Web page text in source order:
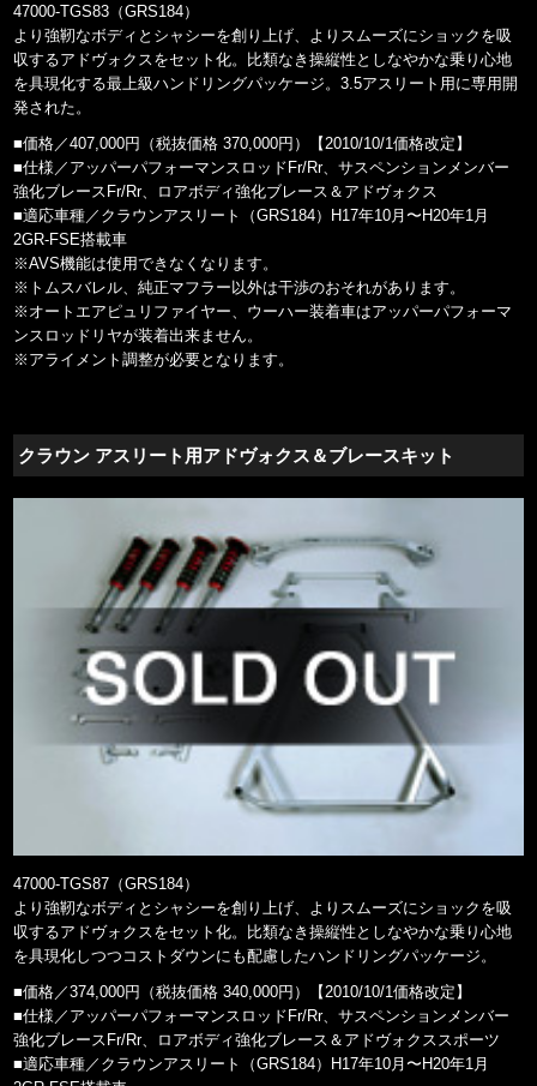
47000-TGS83（GRS184）
より強靭なボディとシャシーを創り上げ、よりスムーズにショックを吸
収するアドヴォクスをセット化。比類なき操縦性としなやかな乗り心地
を具現化する最上級ハンドリングパッケージ。3.5アスリート用に専用開
発された。
■価格／407,000円（税抜価格 370,000円）【2010/10/1価格改定】
■仕様／アッパーパフォーマンスロッドFr/Rr、サスペンションメンバー
強化ブレースFr/Rr、ロアボディ強化ブレース＆アドヴォクス
■適応車種／クラウンアスリート（GRS184）H17年10月〜H20年1月
2GR-FSE搭載車
※AVS機能は使用できなくなります。
※トムスバレル、純正マフラー以外は干渉のおそれがあります。
※オートエアピュリファイヤー、ウーハー装着車はアッパーパフォーマ
ンスロッドリヤが装着出来ません。
※アライメント調整が必要となります。
クラウン アスリート用アドヴォクス＆ブレースキット
47000-TGS87（GRS184）
より強靭なボディとシャシーを創り上げ、よりスムーズにショックを吸
収するアドヴォクスをセット化。比類なき操縦性としなやかな乗り心地
を具現化しつつコストダウンにも配慮したハンドリングパッケージ。
■価格／374,000円（税抜価格 340,000円）【2010/10/1価格改定】
■仕様／アッパーパフォーマンスロッドFr/Rr、サスペンションメンバー
強化ブレースFr/Rr、ロアボディ強化ブレース＆アドヴォクススポーツ
■適応車種／クラウンアスリート（GRS184）H17年10月〜H20年1月